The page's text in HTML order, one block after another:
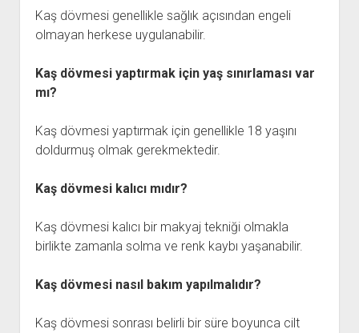
Kaş dövmesi genellikle sağlık açısından engeli
olmayan herkese uygulanabilir.
Kaş dövmesi yaptırmak için yaş sınırlaması var
mı?
Kaş dövmesi yaptırmak için genellikle 18 yaşını
doldurmuş olmak gerekmektedir.
Kaş dövmesi kalıcı mıdır?
Kaş dövmesi kalıcı bir makyaj tekniği olmakla
birlikte zamanla solma ve renk kaybı yaşanabilir.
Kaş dövmesi nasıl bakım yapılmalıdır?
Kaş dövmesi sonrası belirli bir süre boyunca cilt